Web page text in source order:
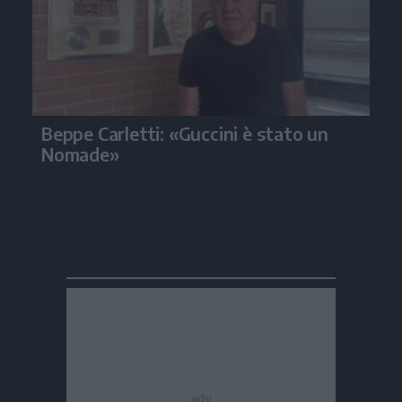
Beppe Carletti: «Guccini è stato un
Nomade»